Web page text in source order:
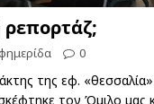
0
της εφ.
τον Όμιλο μας